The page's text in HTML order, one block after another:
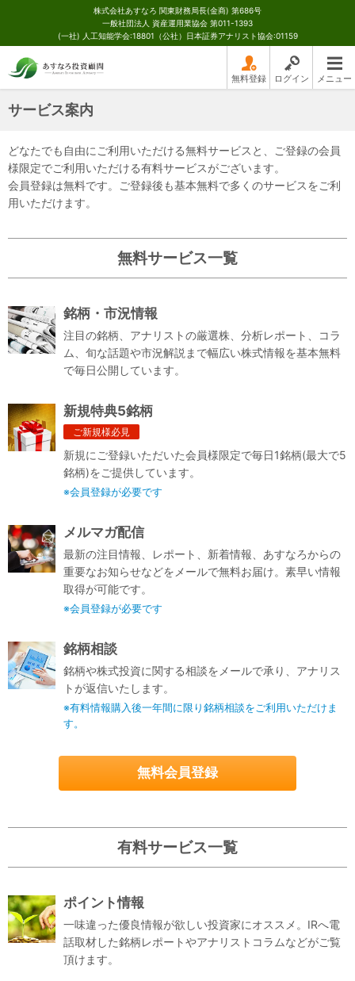
株式会社あすなろ 関東財務局長(金商) 第686号
一般社団法人 資産運用業協会 第011-1393
(一社) 人工知能学会:18801（公社）日本証券アナリスト協会:01159
無料登録 ログイン メニュー
サービス案内
どなたでも自由にご利用いただける無料サービスと、ご登録の会員
様限定でご利用いただける有料サービスがございます。
会員登録は無料です。ご登録後も基本無料で多くのサービスをご利
用いただけます。
無料サービス一覧
銘柄・市況情報
注目の銘柄、アナリストの厳選株、分析レポート、コラ
ム、旬な話題や市況解説まで幅広い株式情報を基本無料
で毎日公開しています。
新規特典5銘柄
ご新規様必見
新規にご登録いただいた会員様限定で毎日1銘柄(最大で5
銘柄)をご提供しています。
※会員登録が必要です
メルマガ配信
最新の注目情報、レポート、新着情報、あすなろからの
重要なお知らせなどをメールで無料お届け。素早い情報
取得が可能です。
※会員登録が必要です
銘柄相談
銘柄や株式投資に関する相談をメールで承り、アナリス
トが返信いたします。
※有料情報購入後一年間に限り銘柄相談をご利用いただけま
す。
無料会員登録
有料サービス一覧
ポイント情報
一味違った優良情報が欲しい投資家にオススメ。IRへ電
話取材した銘柄レポートやアナリストコラムなどがご覧
頂けます。